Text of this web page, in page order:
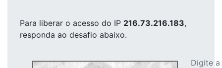
Para liberar o acesso do IP 216.73.216.183,
responda ao desafio abaixo.
Digite